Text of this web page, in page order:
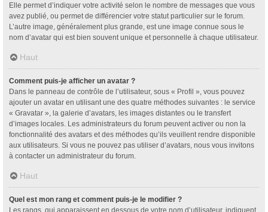
Elle permet d’indiquer votre activité selon le nombre de messages que vous
avez publié, ou permet de différencier votre statut particulier sur le forum.
L’autre image, généralement plus grande, est une image connue sous le
nom d’avatar qui est bien souvent unique et personnelle à chaque utilisateur.
Haut
Comment puis-je afficher un avatar ?
Dans le panneau de contrôle de l’utilisateur, sous « Profil », vous pouvez
ajouter un avatar en utilisant une des quatre méthodes suivantes : le service
« Gravatar », la galerie d’avatars, les images distantes ou le transfert
d’images locales. Les administrateurs du forum peuvent activer ou non la
fonctionnalité des avatars et des méthodes qu’ils veuillent rendre disponible
aux utilisateurs. Si vous ne pouvez pas utiliser d’avatars, nous vous invitons
à contacter un administrateur du forum.
Haut
Quel est mon rang et comment puis-je le modifier ?
Les rangs, qui apparaissent en dessous de votre nom d’utilisateur, indiquent